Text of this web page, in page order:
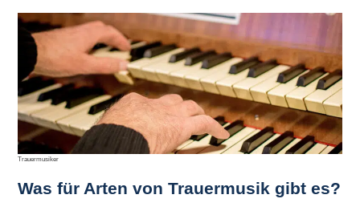
Trauermusiker
Was für Arten von Trauermusik gibt es?